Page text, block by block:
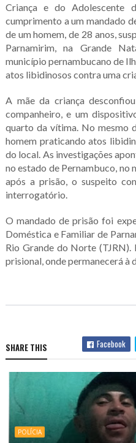
Criança e do Adolescente
cumprimento a um mandado
de um homem, de 28 anos,
Parnamirim, na Grande
município pernambucano de
atos libidinosos contra uma
A mãe da criança
companheiro, e um
quarto da vítima. No mesmo
homem praticando atos
do local. As investigações
no estado de Pernambuco, no
após a prisão, o suspeito
interrogatório.
O mandado de prisão foi
Doméstica e Familiar de
Rio Grande do Norte (TJRN).
prisional, onde permanecerá à
SHARE THIS Facebook
POLÍCIA